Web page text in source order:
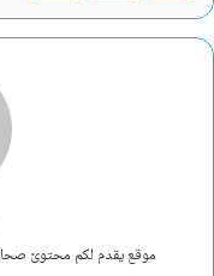
موقع يقدم لكم محتوىً